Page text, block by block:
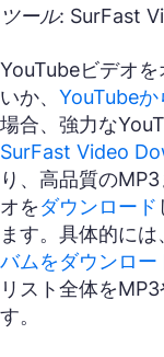
ツール: SurFast
YouTubeビデオ
いか、 YouTube
場合、強力な
SurFast Video
り、高品質の
オをダウンロード
ます。具体的に
バムをダウンロー
リスト全体を
す。